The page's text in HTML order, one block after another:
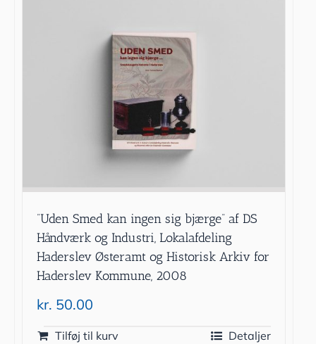
”Uden Smed kan ingen sig bjærge” af DS
Håndværk og Industri, Lokalafdeling
Haderslev Østeramt og Historisk Arkiv for
Haderslev Kommune, 2008
kr. 50.00
Tilføj til kurv Detaljer